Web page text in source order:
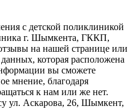
с детской поликлиникой
г. Шымкента, ГККП,
на нашей странице или
которая расположена
вы сможете
мнение, благодаря
к нам или же нет.
ул. Аскарова, 26, Шымкент,